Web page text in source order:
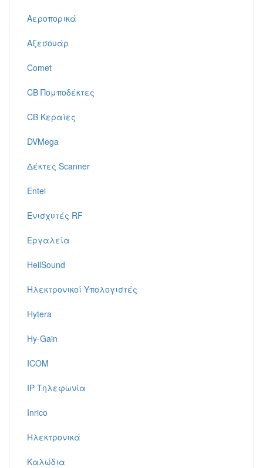
Αεροπορικά
Αξεσουάρ
Comet
CB Πομποδέκτες
CB Κεραίες
DVMega
Δέκτες Scanner
Entel
Ενισχυτές RF
Εργαλεία
HeilSound
Ηλεκτρονικοί Υπολογιστές
Hytera
Hy-Gain
ICOM
IP Τηλεφωνία
Inrico
Ηλεκτρονικά
Καλώδια